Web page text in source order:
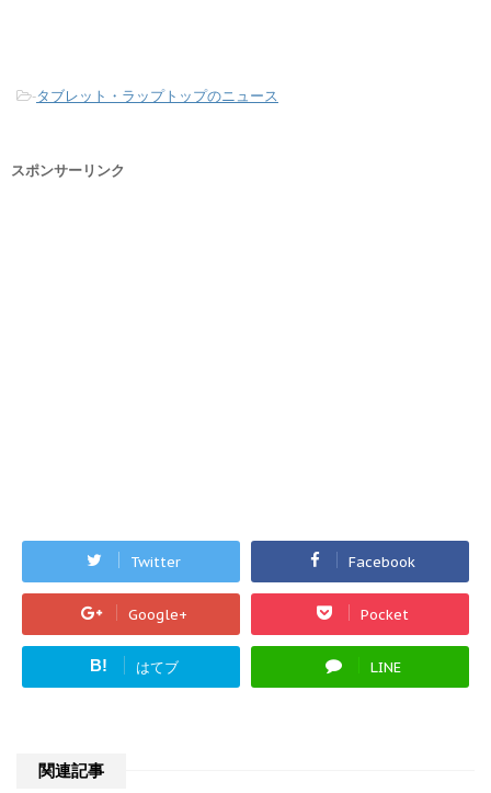
-タブレット・ラップトップのニュース
スポンサーリンク
Twitter Facebook
Google+ Pocket
B! はてブ LINE
関連記事